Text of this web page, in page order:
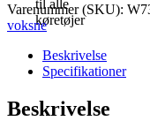
Varenummer (SKU):
voksne
Beskrivelse
Specifikationer
Beskrivelse